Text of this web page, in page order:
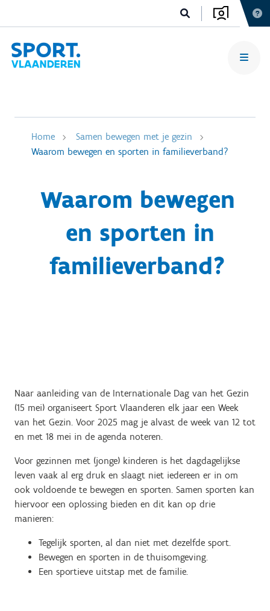
Home
Samen bewegen met je gezin
Waarom bewegen en sporten in familieverband?
Waarom bewegen
en sporten in
familieverband?
Naar aanleiding van de Internationale Dag van het Gezin
(15 mei) organiseert Sport Vlaanderen elk jaar een Week
van het Gezin. Voor 2025 mag je alvast de week van 12 tot
en met 18 mei in de agenda noteren.
Voor gezinnen met (jonge) kinderen is het dagdagelijkse
leven vaak al erg druk en slaagt niet iedereen er in om
ook voldoende te bewegen en sporten. Samen sporten kan
hiervoor een oplossing bieden en dit kan op drie
manieren:
Tegelijk sporten, al dan niet met dezelfde sport.
Bewegen en sporten in de thuisomgeving.
Een sportieve uitstap met de familie.